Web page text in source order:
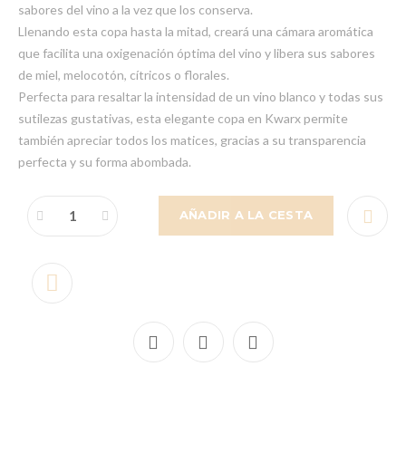
sabores del vino a la vez que los conserva.
Llenando esta copa hasta la mitad, creará una cámara aromática
que facilita una oxigenación óptima del vino y libera sus sabores
de miel, melocotón, cítricos o florales.
Perfecta para resaltar la intensidad de un vino blanco y todas sus
sutilezas gustativas, esta elegante copa en Kwarx permite
también apreciar todos los matices, gracias a su transparencia
perfecta y su forma abombada.
AÑADIR A LA CESTA